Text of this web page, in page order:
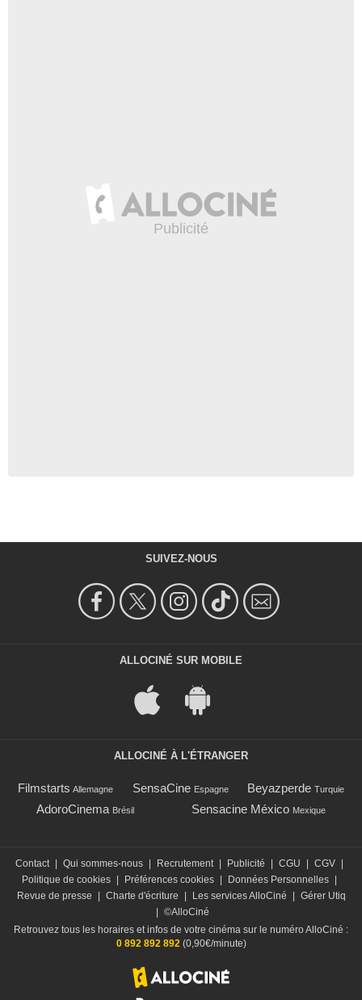
SUIVEZ-NOUS
ALLOCINÉ SUR MOBILE
ALLOCINÉ À L'ÉTRANGER
Filmstarts Allemagne SensaCine Espagne Beyazperde Turquie
AdoroCinema Brésil Sensacine México Mexique
Contact Qui sommes-nous Recrutement Publicité CGU CGV
Politique de cookies
Préférences cookies Données Personnelles
Revue de presse
Charte d'écriture Les services AlloCiné
Gérer Utiq
©AlloCiné
Retrouvez tous les horaires et infos de votre cinéma sur le numéro AlloCiné :
0 892 892 892(0,90€/minute)